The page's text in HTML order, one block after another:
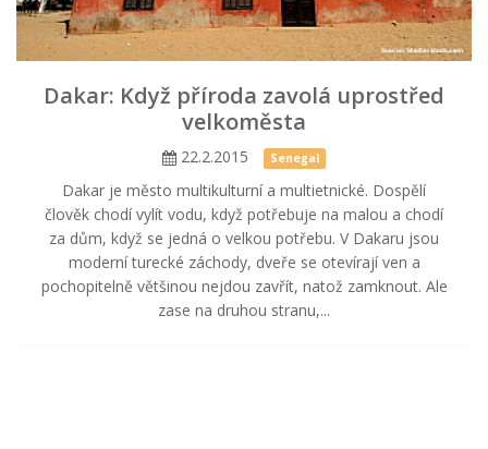
Dakar: Když příroda zavolá uprostřed
velkoměsta
22.2.2015 Senegal
Dakar je město multikulturní a multietnické. Dospělí
člověk chodí vylít vodu, když potřebuje na malou a chodí
za dům, když se jedná o velkou potřebu. V Dakaru jsou
moderní turecké záchody, dveře se otevírají ven a
pochopitelně většinou nejdou zavřít, natož zamknout. Ale
zase na druhou stranu,...